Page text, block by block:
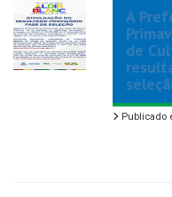
A
de
Publicado